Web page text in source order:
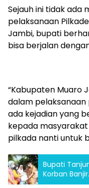
Sejauh ini tidak ada
pelaksanaan
Jambi, bupati
bisa berjalan
“Kabupaten Muaro
dalam
ada kejadian yang
kepada
pilkada nanti untuk
Bupati
Korban Banjir.